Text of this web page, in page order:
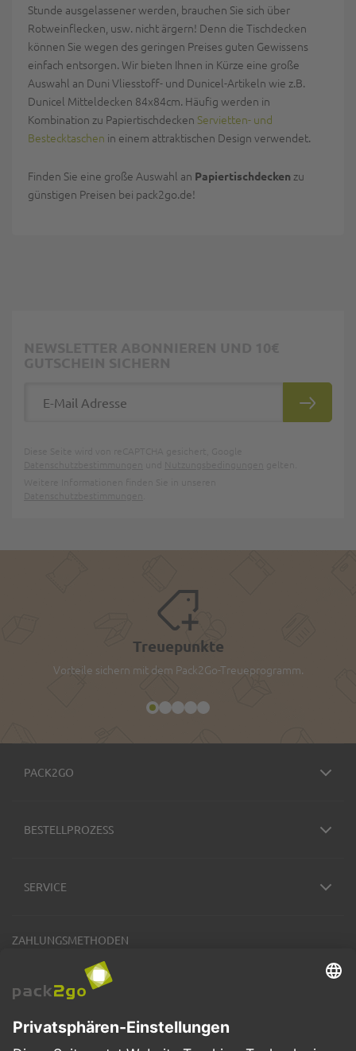
Stunde ausgelassener werden, brauchen Sie sich über
Rotweinflecken, usw. nicht ärgern! Denn die Tischdecken
können Sie wegen des geringen Preises guten Gewissens
einfach entsorgen. Wir bieten Ihnen in Kürze eine große
Auswahl an Duni Vliesstoff- und Dunicel-Artikeln wie z.B.
Dunicel Mitteldecken 84x84cm. Häufig werden in
Kombination zu Papiertischdecken Servietten- und
Bestecktaschen in einem attraktischen Design verwendet.
Finden Sie eine große Auswahl an Papiertischdecken zu
günstigen Preisen bei pack2go.de!
Treuepunkte
Vorteile sichern mit dem Pack2Go-Treueprogramm.
PACK2GO
BESTELLPROZESS
SERVICE
ZAHLUNGSMETHODEN
VERSANDARTEN